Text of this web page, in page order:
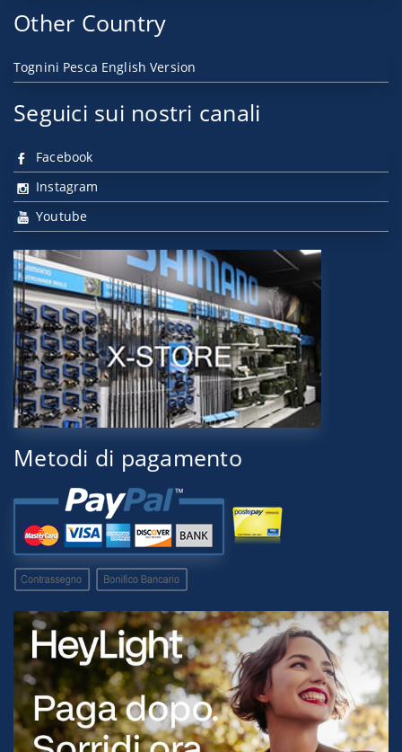
Other Country
Tognini Pesca English Version
Seguici sui nostri canali
Facebook
Instagram
Youtube
Metodi di pagamento